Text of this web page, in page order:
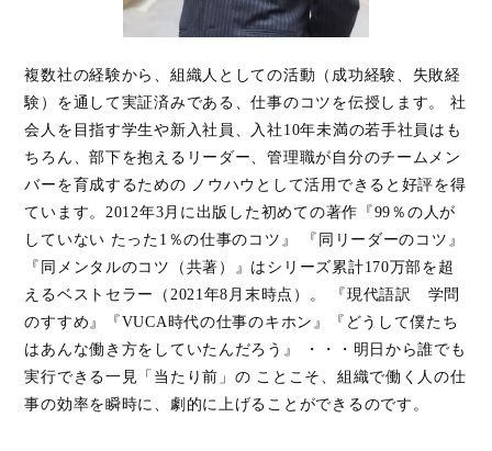
複数社の経験から、組織人としての活動（成功経験、失敗経
験）を通して実証済みである、仕事のコツを伝授します。 社
会人を目指す学生や新入社員、入社10年未満の若手社員はも
ちろん、部下を抱えるリーダー、管理職が自分のチームメン
バーを育成するための ノウハウとして活用できると好評を得
ています。2012年3月に出版した初めての著作『99％の人が
していない たった1％の仕事のコツ』 『同リーダーのコツ』
『同メンタルのコツ（共著）』はシリーズ累計170万部を超
えるベストセラー（2021年8月末時点）。 『現代語訳 学問
のすすめ』『VUCA時代の仕事のキホン』『どうして僕たち
はあんな働き方をしていたんだろう』 ・・・明日から誰でも
実行できる一見「当たり前」の ことこそ、組織で働く人の仕
事の効率を瞬時に、劇的に上げることができるのです。